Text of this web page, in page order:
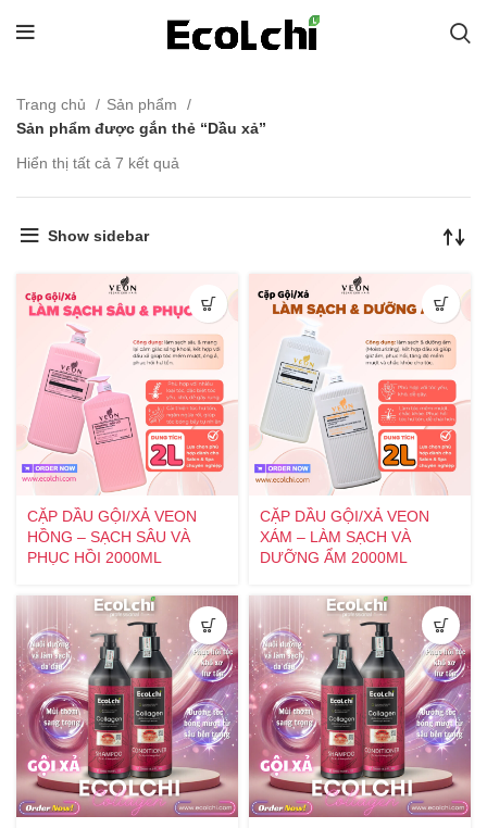
Trang chủ
Sản phẩm
Sản phẩm được gắn thẻ “Dầu xả”
Hiển thị tất cả 7 kết quả
Show sidebar
CẶP DẦU GỘI/XẢ VEON
HỒNG – SẠCH SÂU VÀ
PHỤC HỒI 2000ML
CẶP DẦU GỘI/XẢ VEON
XÁM – LÀM SẠCH VÀ
DƯỠNG ẨM 2000ML